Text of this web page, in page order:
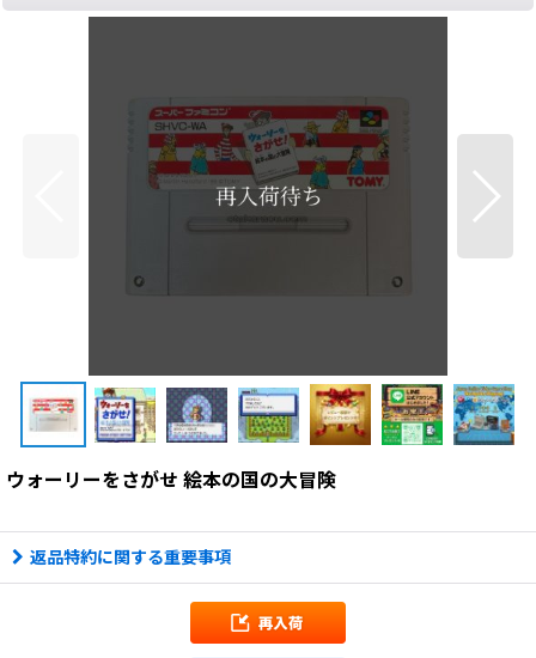
ウォーリーをさがせ 絵本の国の大冒険
返品特約に関する重要事項